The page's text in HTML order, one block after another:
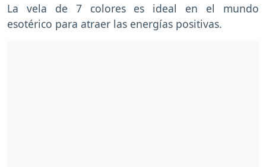
La vela de 7 colores es ideal en el mundo
esotérico para atraer las energías positivas.